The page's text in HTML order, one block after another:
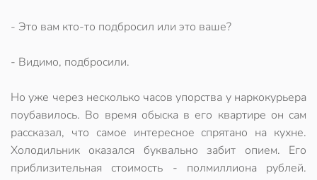
- Это вам кто-то подбросил или это ваше?
- Видимо, подбросили.
Но уже через несколько часов упорства у наркокурьера
поубавилось. Во время обыска в его квартире он сам
рассказал, что самое интересное спрятано на кухне.
Холодильник оказался буквально забит опием. Его
приблизительная стоимость - полмиллиона рублей.